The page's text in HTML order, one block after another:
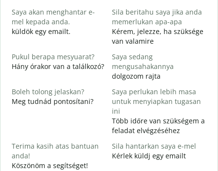
Saya akan menghantar e-
mel kepada anda.
küldök egy emailt.
Sila beritahu saya jika anda
memerlukan apa-apa
Kérem, jelezze, ha szüksége
van valamire
Pukul berapa mesyuarat?
Hány órakor van a találkozó?
Saya sedang
mengusahakannya
dolgozom rajta
Boleh tolong jelaskan?
Meg tudnád pontosítani?
Saya perlukan lebih masa
untuk menyiapkan tugasan
ini
Több időre van szükségem a
feladat elvégzéséhez
Terima kasih atas bantuan
anda!
Köszönöm a segítséget!
Sila hantarkan saya e-mel
Kérlek küldj egy emailt